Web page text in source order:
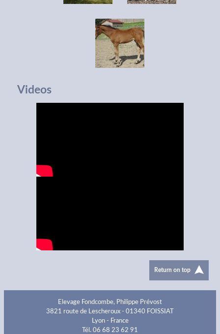
Videos
Return on top
Elevage Fondcombe, Philippe Prévost
3821 route de Lescheroux - 01340 FOISSIAT
Lyon - France
Tél. 06 68 23 62 91